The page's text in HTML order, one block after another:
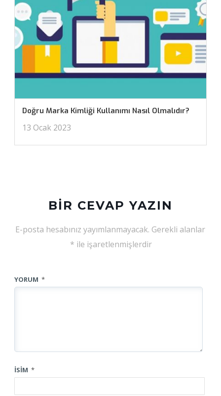
Doğru Marka Kimliği Kullanımı Nasıl Olmalıdır?
13 Ocak 2023
BIR CEVAP YAZIN
E-posta hesabınız yayımlanmayacak. Gerekli alanlar
* ile işaretlenmişlerdir
YORUM *
İSIM *